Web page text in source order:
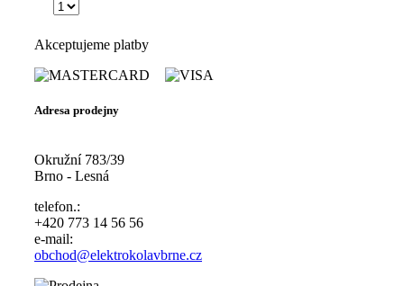
Akceptujeme platby
Adresa prodejny
Okružní 783/39
Brno - Lesná
telefon.:
+420 773 14 56 56
e-mail:
obchod@elektrokolavbrne.cz